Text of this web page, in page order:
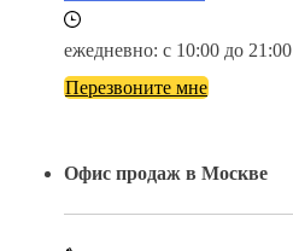
ежедневно: с 10:00 до 21:00
Перезвоните мне
Офис продаж в Москве